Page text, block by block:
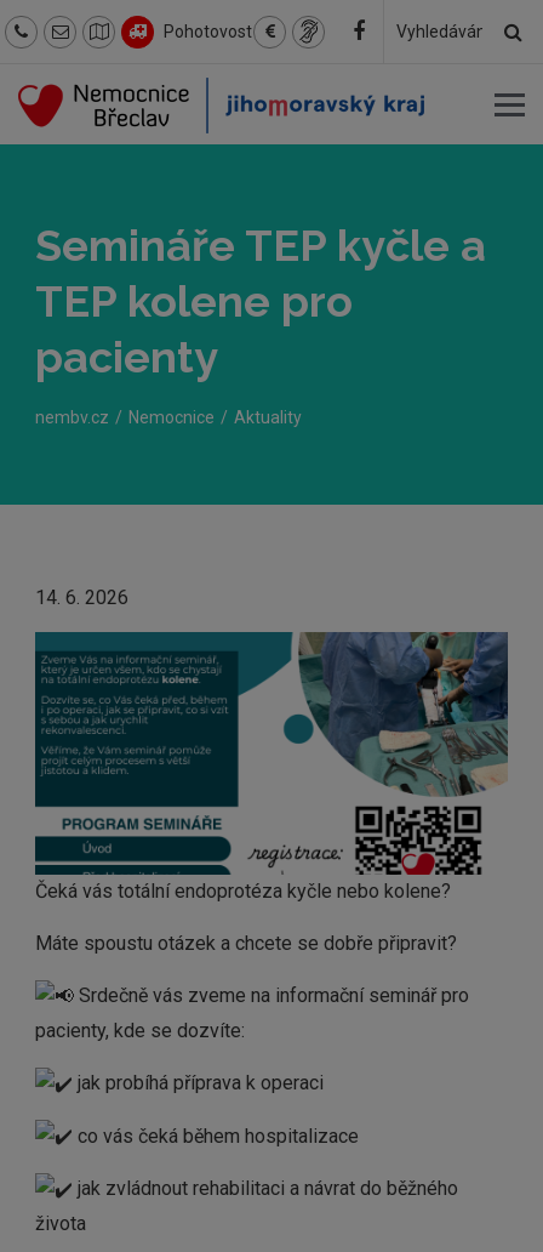
Pohotovost
Hledaný
Semináře TEP kyčle a
TEP kolene pro
pacienty
nembv.cz Nemocnice Aktuality
14. 6. 2026
Čeká vás totální endoprotéza kyčle nebo kolene?
Máte spoustu otázek a chcete se dobře připravit?
Srdečně vás zveme na informační seminář pro
pacienty, kde se dozvíte:
jak probíhá příprava k operaci
co vás čeká během hospitalizace
jak zvládnout rehabilitaci a návrat do běžného
života